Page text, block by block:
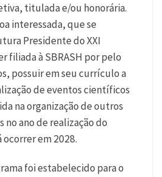
titulada e/ou honorária.
interessada, que se
Presidente do XXI
filiada à SBRASH por pelo
possuir em seu currículo a
de eventos científicos
na organização de outros
ano de realização do
em 2028.
foi estabelecido para o